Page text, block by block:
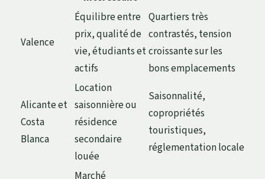
Valence
Équilibre entre
prix, qualité de
vie, étudiants et
actifs
Quartiers très
contrastés, tension
croissante sur les
bons emplacements
Alicante et
Costa
Blanca
Location
saisonnière ou
résidence
secondaire
louée
Saisonnalité,
copropriétés
touristiques,
réglementation locale
Marché